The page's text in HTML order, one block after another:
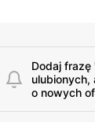
Dodaj frazę
ulubionych,
o nowych